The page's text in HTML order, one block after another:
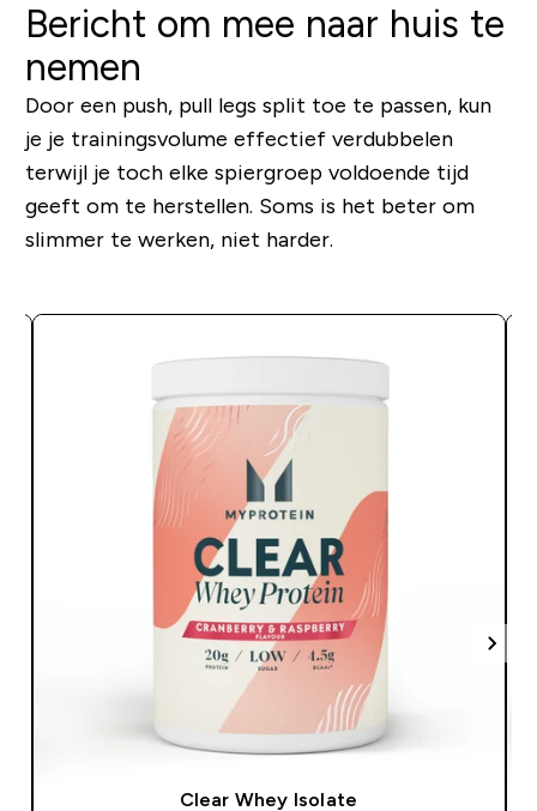
Bericht om mee naar huis te
nemen
Door een push, pull legs split toe te passen, kun
je je trainingsvolume effectief verdubbelen
terwijl je toch elke spiergroep voldoende tijd
geeft om te herstellen. Soms is het beter om
slimmer te werken, niet harder.
Clear Whey Isolate